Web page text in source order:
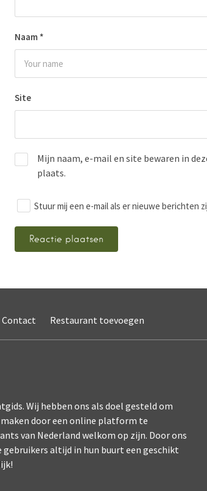
Naam *
Site
Mijn naam, e-mail en site bewaren in
plaats.
Stuur mij een e-mail als er nieuwe berichten
Contact Restaurant toevoegen
Wij hebben ons als doel gesteld om
door een online platform te
van Nederland welkom op zijn. Door ons
altijd in hun buurt een geschikt